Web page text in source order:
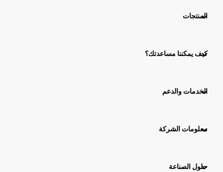
المنتجات
كيف يمكننا مساعدتك؟
الخدمات والدعم
معلومات الشركة
حلول الصناعة